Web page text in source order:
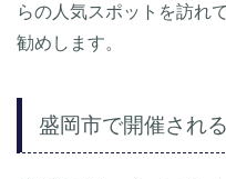
らの人気スポットを訪れ
勧めします。
盛岡市で開催され